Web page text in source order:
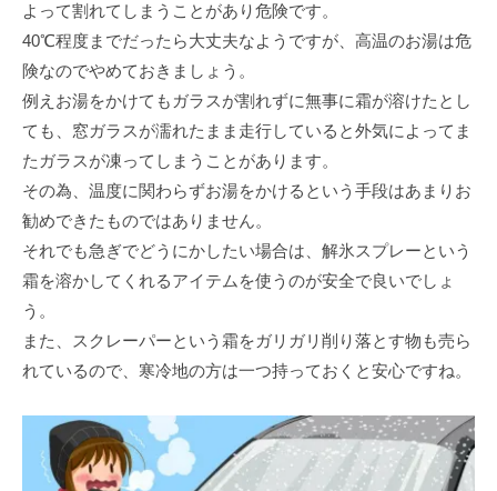
よって割れてしまうことがあり危険です。
40℃程度までだったら大丈夫なようですが、高温のお湯は危
険なのでやめておきましょう。
例えお湯をかけてもガラスが割れずに無事に霜が溶けたとし
ても、窓ガラスが濡れたまま走行していると外気によってま
たガラスが凍ってしまうことがあります。
その為、温度に関わらずお湯をかけるという手段はあまりお
勧めできたものではありません。
それでも急ぎでどうにかしたい場合は、解氷スプレーという
霜を溶かしてくれるアイテムを使うのが安全で良いでしょ
う。
また、スクレーパーという霜をガリガリ削り落とす物も売ら
れているので、寒冷地の方は一つ持っておくと安心ですね。